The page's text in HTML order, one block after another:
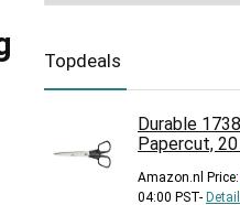
Topdeals
Durable
Papercut,
Amazon.nl Price:
04:00 PST-